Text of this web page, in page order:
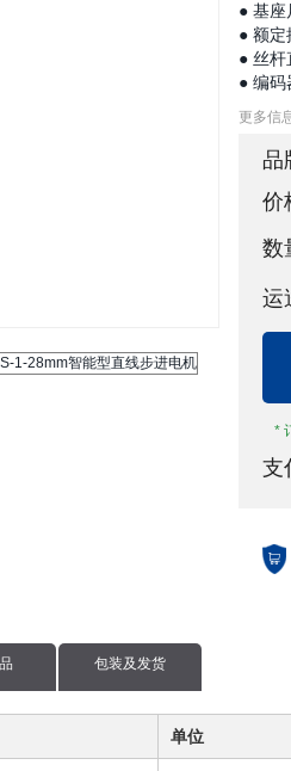
● 基
● 额
● 丝杆
● 编
更多信
品
价
数
运
*
支
包装及发货
单位